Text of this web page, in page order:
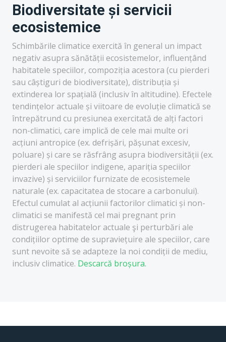
Biodiversitate și servicii
ecosistemice
Schimbările climatice exercită în general un impact
negativ asupra sănătății ecosistemelor, influențând
habitatele speciilor, compoziția acestora (cu pierderi
sau câștiguri de biodiversitate), distribuția și
extinderea lor spațială (inclusiv în altitudine). Efectele
tendințelor actuale și viitoare de evoluție climatică se
întrepătrund cu presiunea exercitată de alți factori
non-climatici, care implică de cele mai multe ori
acțiuni antropice (ex. defrișări, pășunat excesiv,
poluare) și care se răsfrâng asupra biodiversității (ex.
pierderi ale speciilor indigene, apariția speciilor
invazive) și serviciilor furnizate de ecosistemele
naturale (ex. capacitatea de stocare a carbonului).
Efectul cumulat al acțiunii factorilor climatici și non-
climatici se manifestă cel mai pregnant prin
distrugerea habitatelor actuale şi perturbări ale
condițiilor optime de supraviețuire ale speciilor, care
sunt nevoite să se adapteze la noi condiții de mediu,
inclusiv climatice. Descarcă broșura.